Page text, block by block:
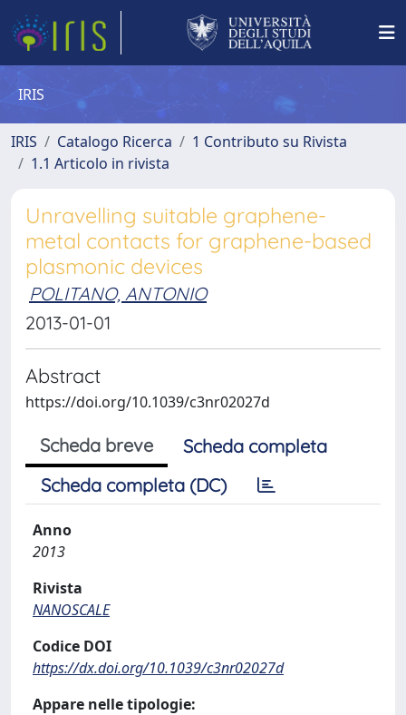
IRIS
IRIS Catalogo Ricerca
1 Contributo su Rivista
1.1 Articolo in rivista
Unravelling suitable graphene-
metal contacts for graphene-based
plasmonic devices
POLITANO, ANTONIO
2013-01-01
Abstract
https://doi.org/10.1039/c3nr02027d
Scheda breve
Scheda completa
Scheda completa (DC)
Anno
2013
Rivista
NANOSCALE
Codice DOI
https://dx.doi.org/10.1039/c3nr02027d
Appare nelle tipologie: